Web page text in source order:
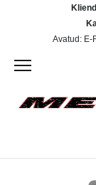
Avatud: E-